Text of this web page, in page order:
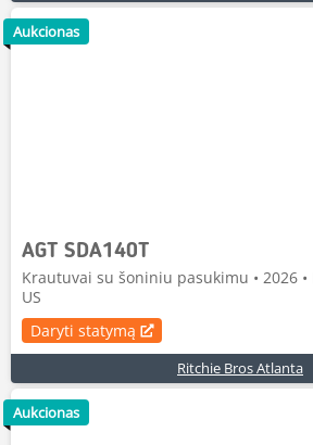
AGT SDA140T
Krautuvai su šoniniu pasukimu • 2026
US
Daryti statymą
Ritchie Bros Atlanta
Aukcionas
Aukcionas